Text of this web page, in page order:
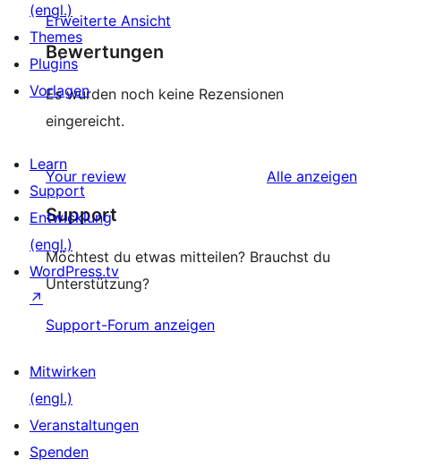
Erweiterte Ansicht
Bewertungen
Es wurden noch keine Rezensionen
eingereicht.
Your review Alle Rezensionen
anzeigen
Support
Möchtest du etwas mitteilen? Brauchst du
Unterstützung?
Support-Forum anzeigen
(engl.)
Themes
Plugins
Vorlagen
Learn
Support
Entwicklung
(engl.)
WordPress.tv
↗
Mitwirken
(engl.)
Veranstaltungen
Spenden